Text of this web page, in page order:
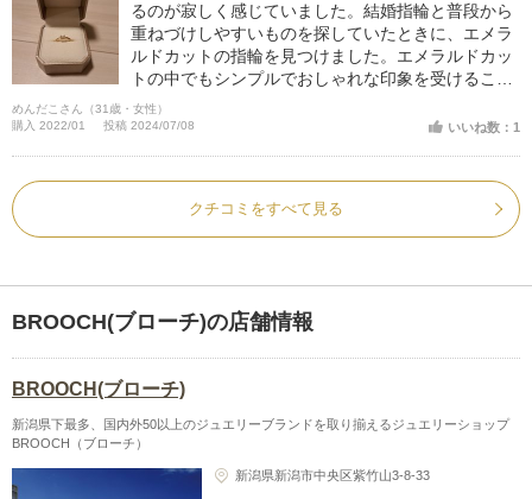
るのが寂しく感じていました。結婚指輪と普段から
重ねづけしやすいものを探していたときに、エメラ
ルドカットの指輪を見つけました。エメラルドカッ
トの中でもシンプルでおしゃれな印象を受けるこの
指輪を選びました。ダイヤモンドも透明感があって
きれいです。
めんだこさん（31歳・女性）
購入 2022/01
投稿 2024/07/08 いいね数：1
クチコミをすべて見る
BROOCH(ブローチ)の店舗情報
BROOCH(ブローチ)
新潟県下最多、国内外50以上のジュエリーブランドを取り揃えるジュエリーショップ
BROOCH（ブローチ）
新潟県新潟市中央区紫竹山3-8‐33